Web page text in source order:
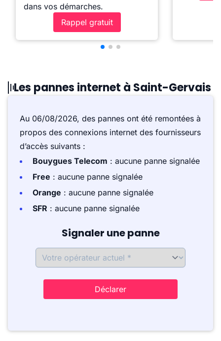
dans vos démarches.
Rappel gratuit
Les pannes internet à Saint-Gervais
Au 06/08/2026, des pannes ont été remontées à
propos des connexions internet des fournisseurs
d’accès suivants :
Bouygues Telecom : aucune panne signalée
Free : aucune panne signalée
Orange : aucune panne signalée
SFR : aucune panne signalée
Signaler une panne
Déclarer